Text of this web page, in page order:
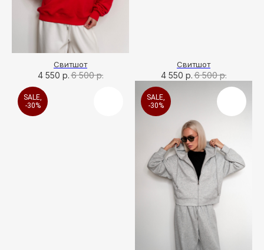
Свитшот
4 550 р. 6 500 р.
Свитшот
4 550 р. 6 500 р.
SALE,
-30%
SALE,
-30%